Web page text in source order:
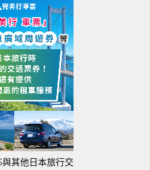
與其他日本旅行交